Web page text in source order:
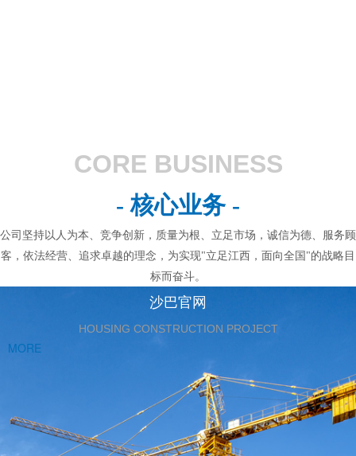
CORE BUSINESS
- 核心业务 -
公司坚持以人为本、竞争创新，质量为根、立足市场，诚信为德、服务顾
客，依法经营、追求卓越的理念，为实现"立足江西，面向全国"的战略目
标而奋斗。
沙巴官网
HOUSING CONSTRUCTION PROJECT
MORE